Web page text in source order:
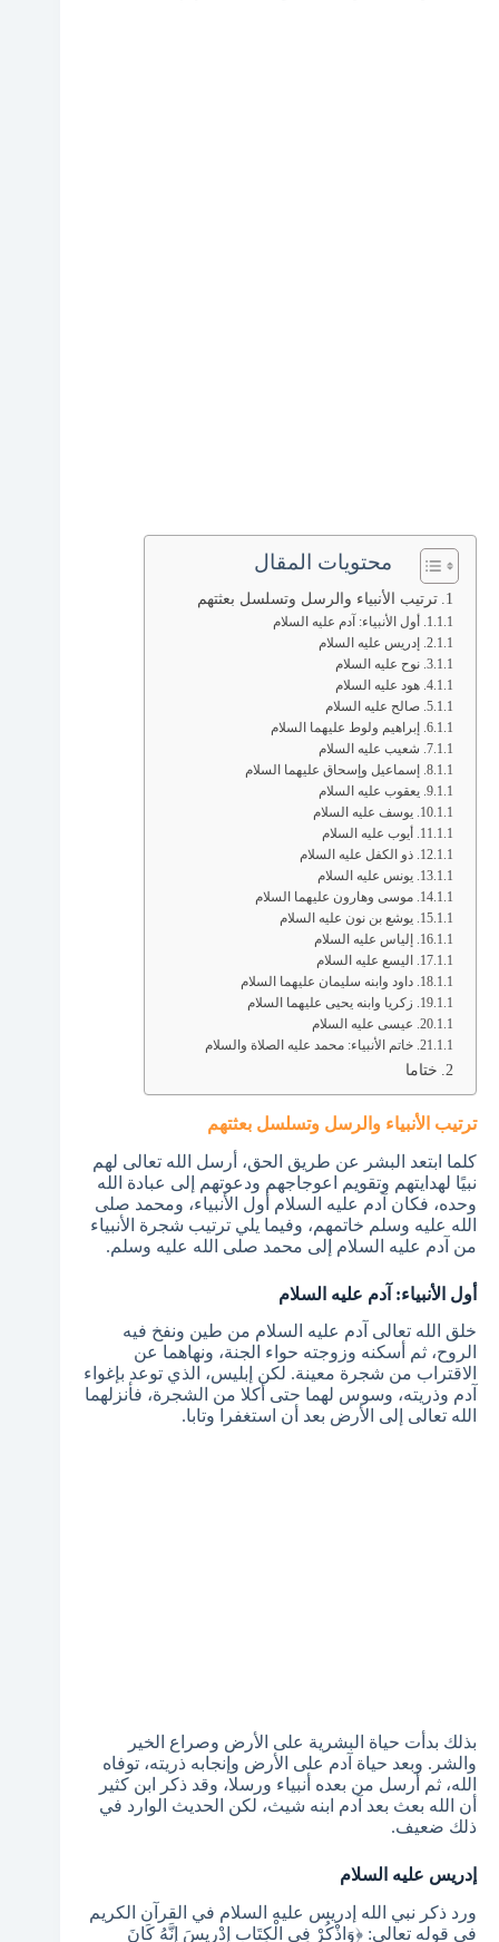
محتويات المقال
ترتيب الأنبياء والرسل وتسلسل بعثتهم
أول الأنبياء: آدم عليه السلام
إدريس عليه السلام
نوح عليه السلام
هود عليه السلام
صالح عليه السلام
إبراهيم ولوط عليهما السلام
شعيب عليه السلام
إسماعيل وإسحاق عليهما السلام
يعقوب عليه السلام
يوسف عليه السلام
أيوب عليه السلام
ذو الكفل عليه السلام
يونس عليه السلام
موسى وهارون عليهما السلام
يوشع بن نون عليه السلام
إلياس عليه السلام
اليسع عليه السلام
داود وابنه سليمان عليهما السلام
زكريا وابنه يحيى عليهما السلام
عيسى عليه السلام
خاتم الأنبياء: محمد عليه الصلاة والسلام
ختاما
ترتيب الأنبياء والرسل وتسلسل بعثتهم
كلما ابتعد البشر عن طريق الحق، أرسل الله تعالى لهم
نبيًا لهدايتهم وتقويم اعوجاجهم ودعوتهم إلى عبادة الله
وحده، فكان آدم عليه السلام أول الأنبياء، ومحمد صلى
الله عليه وسلم خاتمهم، وفيما يلي ترتيب شجرة الأنبياء
من آدم عليه السلام إلى محمد صلى الله عليه وسلم.
أول الأنبياء: آدم عليه السلام
خلق الله تعالى آدم عليه السلام من طين ونفخ فيه
الروح، ثم أسكنه وزوجته حواء الجنة، ونهاهما عن
الاقتراب من شجرة معينة. لكن إبليس، الذي توعد بإغواء
آدم وذريته، وسوس لهما حتى أكلا من الشجرة، فأنزلهما
الله تعالى إلى الأرض بعد أن استغفرا وتابا.
بذلك بدأت حياة البشرية على الأرض وصراع الخير
والشر. وبعد حياة آدم على الأرض وإنجابه ذريته، توفاه
الله، ثم أرسل من بعده أنبياء ورسلا، وقد ذكر ابن كثير
أن الله بعث بعد آدم ابنه شيث، لكن الحديث الوارد في
ذلك ضعيف.
إدريس عليه السلام
ورد ذكر نبي الله إدريس عليه السلام في القرآن الكريم
في قوله تعالى: ﴿وَاذْكُرْ فِي الْكِتَابِ إِدْرِيسَ إِنَّهُ كَانَ